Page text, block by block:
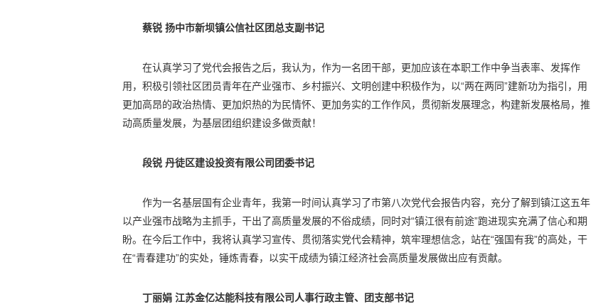
蔡锐 扬中市新坝镇公信社区团总支副书记
在认真学习了党代会报告之后，我认为，作为一名团干部，更加应该在本职工作中争当表率、发挥作
用，积极引领社区团员青年在产业强市、乡村振兴、文明创建中积极作为，以“两在两同”建新功为指引，用
更加高昂的政治热情、更加炽热的为民情怀、更加务实的工作作风，贯彻新发展理念，构建新发展格局，推
动高质量发展，为基层团组织建设多做贡献！
段锐 丹徒区建设投资有限公司团委书记
作为一名基层国有企业青年，我第一时间认真学习了市第八次党代会报告内容，充分了解到镇江这五年
以产业强市战略为主抓手，干出了高质量发展的不俗成绩，同时对“镇江很有前途”跑进现实充满了信心和期
盼。在今后工作中，我将认真学习宣传、贯彻落实党代会精神，筑牢理想信念，站在“强国有我”的高处，干
在“青春建功”的实处，锤炼青春，以实干成绩为镇江经济社会高质量发展做出应有贡献。
丁丽娟 江苏金亿达能科技有限公司人事行政主管、团支部书记